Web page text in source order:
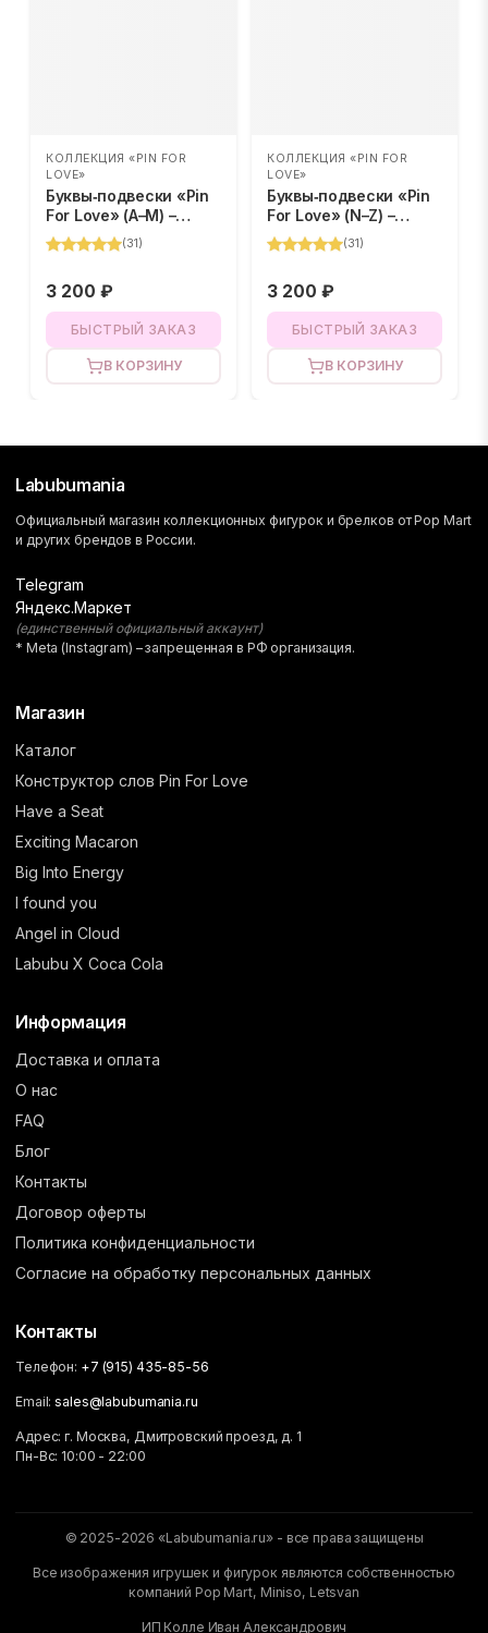
КОЛЛЕКЦИЯ «PIN FOR
LOVE»
Буквы‑подвески «Pin
For Love» (A–M) –
BLIND BOX(31)
3 200 ₽
БЫСТРЫЙ ЗАКАЗ
В КОРЗИНУ
КОЛЛЕКЦИЯ «PIN FOR
LOVE»
Буквы‑подвески «Pin
For Love» (N–Z) –
BLIND BOX(31)
3 200 ₽
БЫСТРЫЙ ЗАКАЗ
В КОРЗИНУ
Labubumania
Официальный магазин коллекционных фигурок и брелков от Pop Mart
и других брендов в России.
Telegram
Яндекс.Маркет
(единственный официальный аккаунт)
* Meta (Instagram) – запрещенная в РФ организация.
Магазин
Каталог
Конструктор слов Pin For Love
Have a Seat
Exciting Macaron
Big Into Energy
I found you
Angel in Cloud
Labubu X Coca Cola
Информация
Доставка и оплата
О нас
FAQ
Блог
Контакты
Договор оферты
Политика конфиденциальности
Согласие на обработку персональных данных
Контакты
Телефон: +7 (915) 435-85-56
Email:sales@labubumania.ru
Адрес: г. Москва, Дмитровский проезд, д. 1
Пн-Вс: 10:00 - 22:00
© 2025-2026 «Labubumania.ru» - все права защищены
Все изображения игрушек и фигурок являются собственностью
компаний Pop Mart, Miniso, Letsvan
ИП Колле Иван Александрович